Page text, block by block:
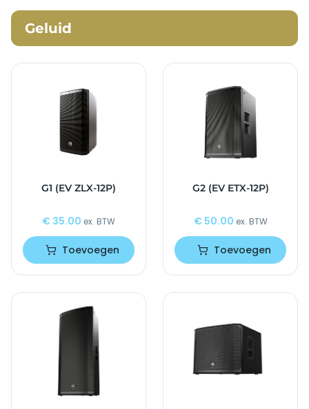
Geluid
G1 (EV ZLX-12P)
€ 35.00 ex. BTW
Toevoegen
G2 (EV ETX-12P)
€ 50.00 ex. BTW
Toevoegen